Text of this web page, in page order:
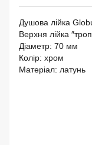
Душова лійка
Верхня лійка
Діаметр: 70 мм
Колір: хром
Матеріал: латунь